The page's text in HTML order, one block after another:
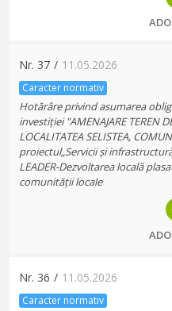
Nr. 37 / 11.05.2026
Caracter normativ
Hotărâre privind asumarea
investiției "AMENAJARE TEREN
LOCALITATEA SELISTEA,
proiectul„Servicii și
LEADER-Dezvoltarea locală
comunității locale
Nr. 36 / 11.05.2026
Caracter normativ